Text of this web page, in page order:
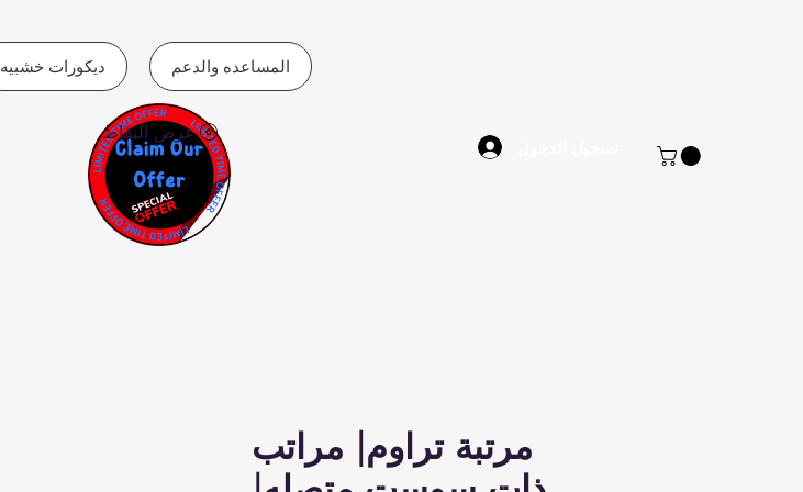
ديكورات خشبيه المساعده والدعم
عرض النقاط
مرتبة تراوم| مراتب